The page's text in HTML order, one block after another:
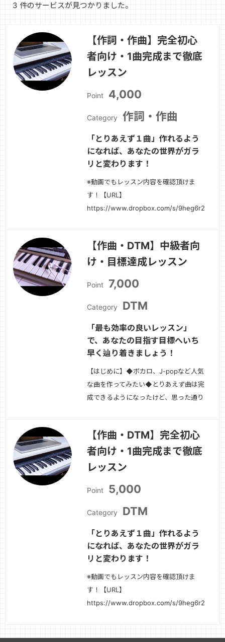
3 件のサービスが見つかりました。
【作詞・作曲】完全初心
者向け・1曲完成まで徹底
レッスン
Point 4,000
Category 作詞・作曲
「とりあえず１曲」作れるよう
になれば、あなたの世界がガラ
リと変わります！
※動画でもレッスン内容を確認頂けま
す！【URL】
https://www.dropbox.com/s/
【作曲・DTM】中級者向
け・目標達成レッスン
Point 7,000
Category DTM
「最も効率の良いレッスン」
で、あなたの目指す目標へいち
早く辿り着きましょう！
【はじめに】◆ボカロ、J-popなど人気
な曲を作ってみたい◆とりあえず曲は完
成できるようになったけど、思った通り
い。◆EQ、コンプ、色々知ったが、結
局上手く扱えていない気がする。
◆Youtube、サイトで初心者向けのノ
【作曲・DTM】完全初心
者向け・1曲完成まで徹底
レッスン
Point 5,000
Category DTM
「とりあえず１曲」作れるよう
になれば、あなたの世界がガラ
リと変わります！
※動画でもレッスン内容を確認頂けま
す！【URL】
https://www.dropbox.com/s/